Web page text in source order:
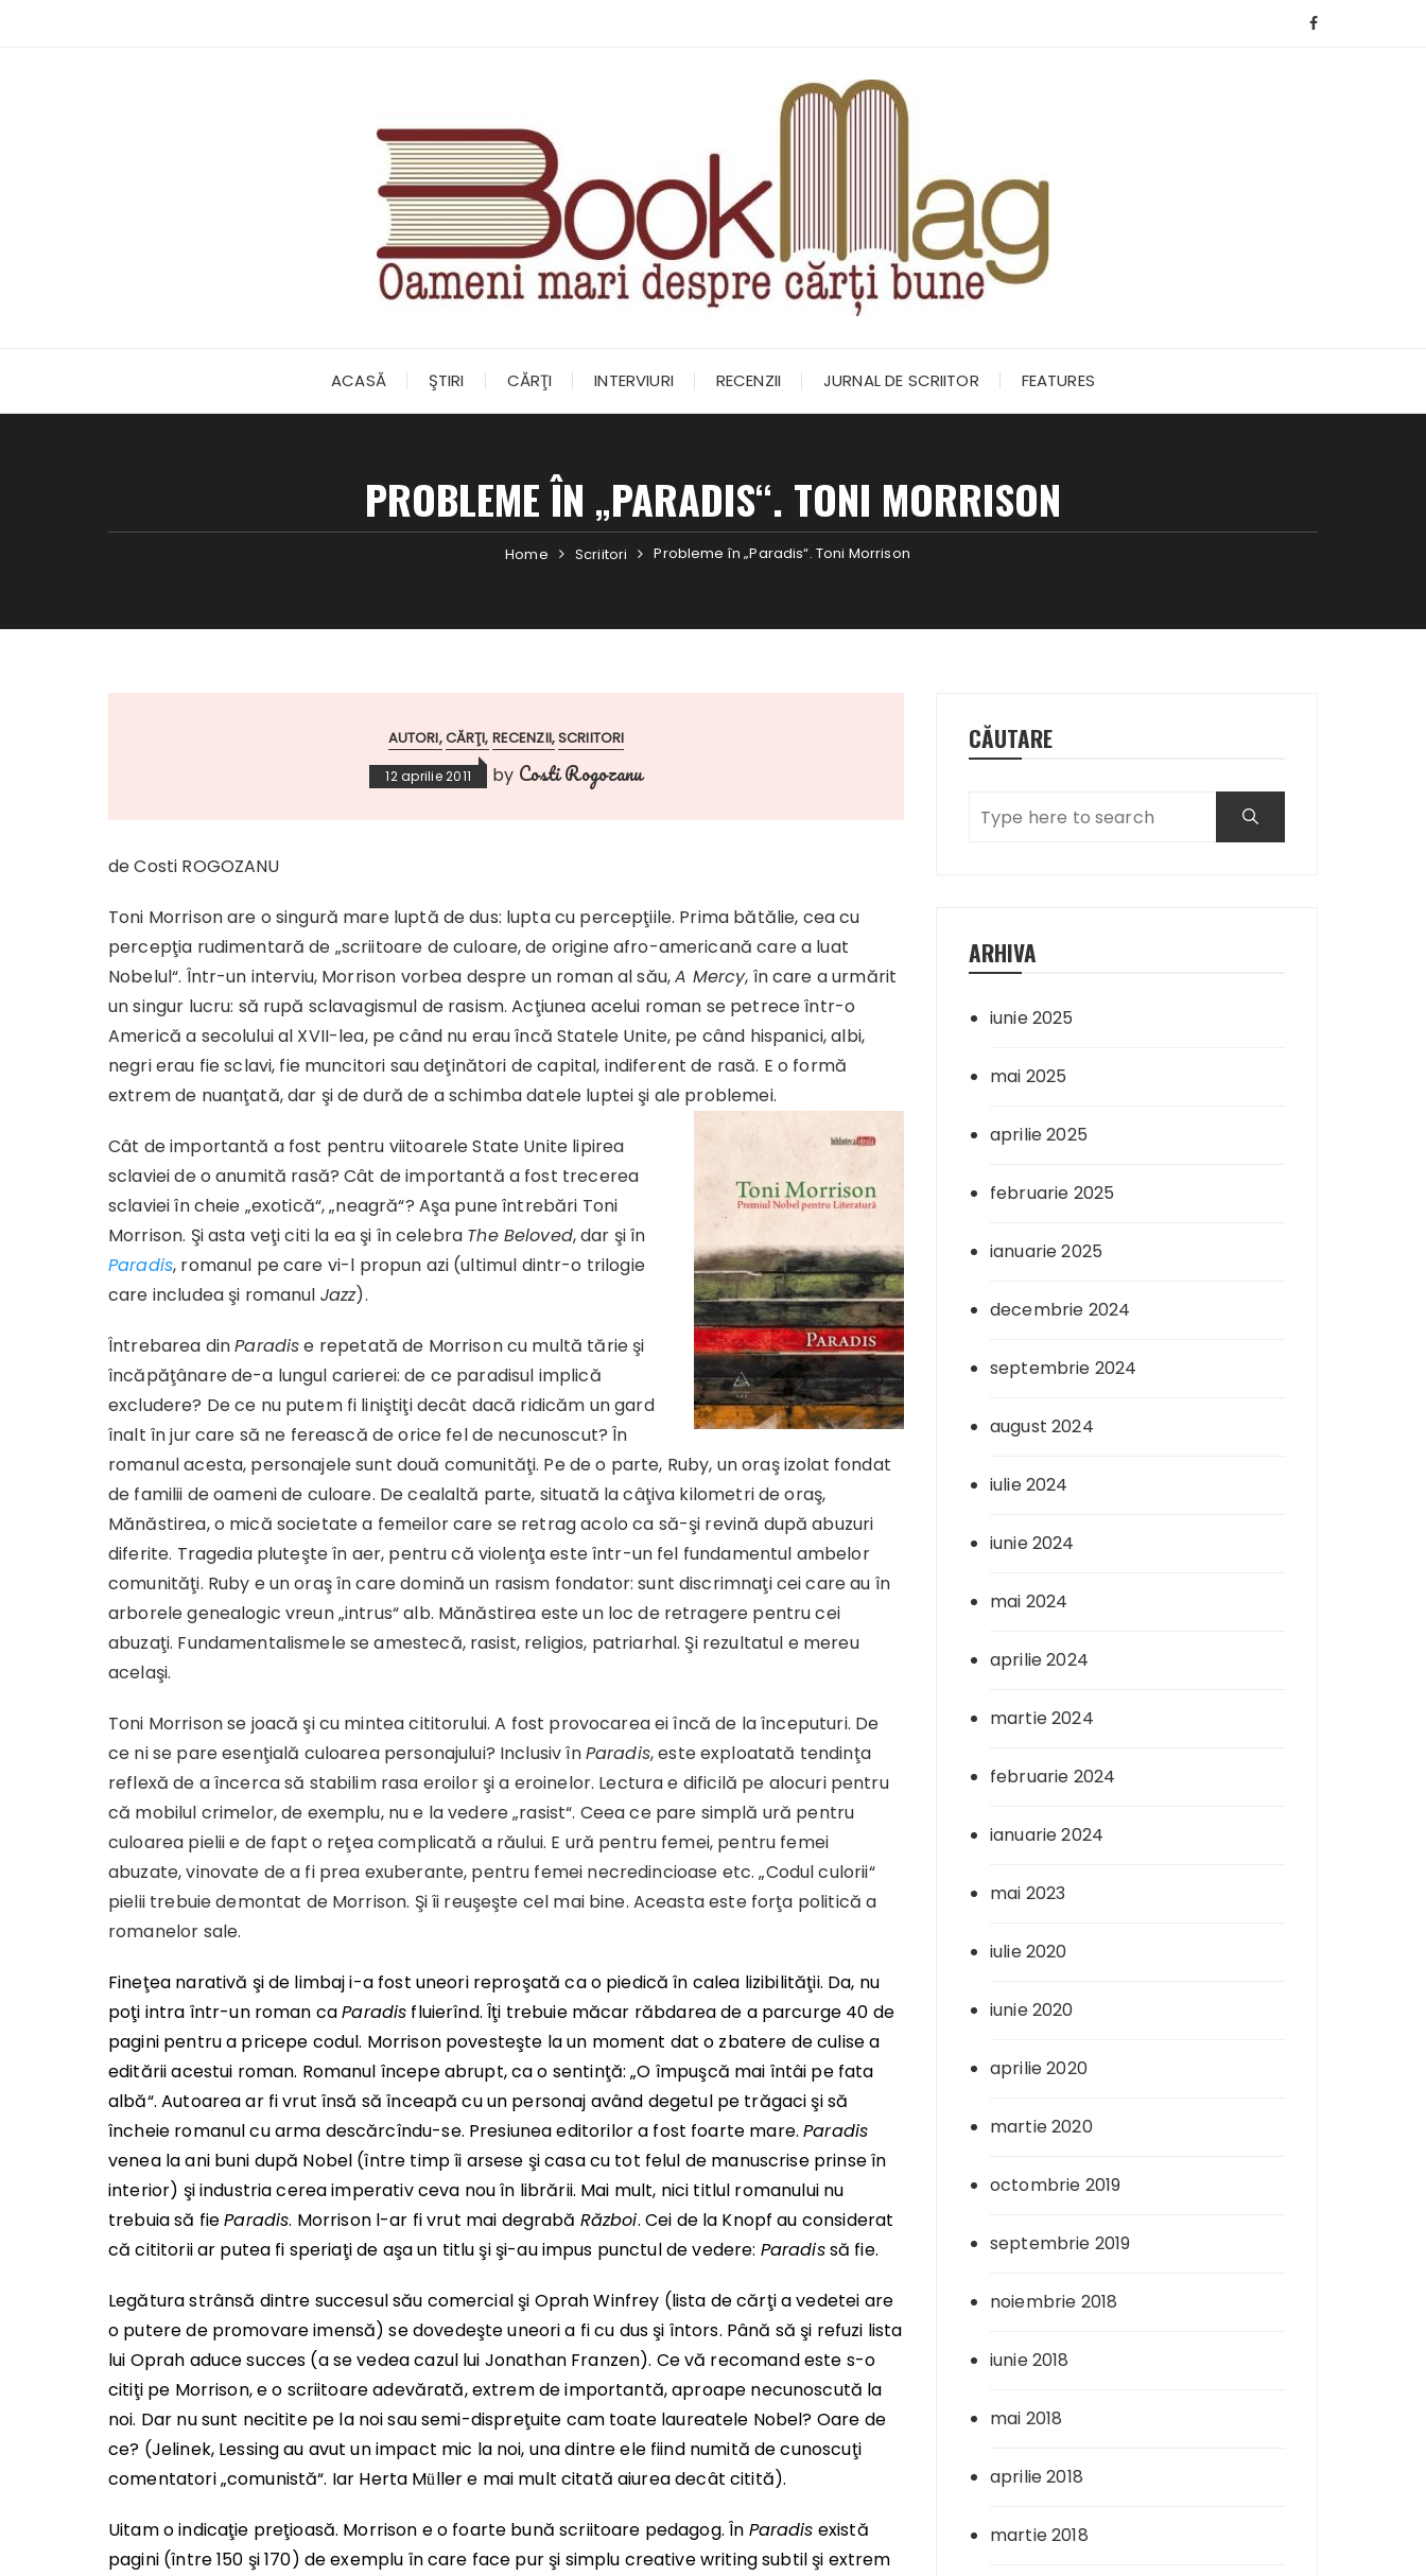
ACASĂ ŞTIRI CĂRŢI INTERVIURI RECENZII JURNAL DE SCRIITOR FEATURES
PROBLEME ÎN „PARADIS“. TONI MORRISON
Home Scriitori Probleme în „Paradis“. Toni Morrison
AUTORI CĂRŢI RECENZII SCRIITORI
12 aprilie 2011 by Costi Rogozanu
de Costi ROGOZANU
Toni Morrison are o singură mare luptă de dus: lupta cu percepţiile. Prima bătălie, cea cu
percepţia rudimentară de „scriitoare de culoare, de origine afro-americană care a luat
Nobelul“. Într-un interviu, Morrison vorbea despre un roman al său,A Mercy, în care a urmărit
un singur lucru: să rupă sclavagismul de rasism. Acţiunea acelui roman se petrece într-o
Americă a secolului al XVII-lea, pe când nu erau încă Statele Unite, pe când hispanici, albi,
negri erau fie sclavi, fie muncitori sau deţinători de capital, indiferent de rasă. E o formă
extrem de nuanţată, dar şi de dură de a schimba datele luptei şi ale problemei.
Cât de importantă a fost pentru viitoarele State Unite lipirea
sclaviei de o anumită rasă? Cât de importantă a fost trecerea
sclaviei în cheie „exotică“, „neagră“? Aşa pune întrebări Toni
Morrison. Şi asta veţi citi la ea şi în celebra The Beloved, dar şi în
Paradis, romanul pe care vi-l propun azi (ultimul dintr-o trilogie
care includea şi romanul Jazz).
Întrebarea dinParadise repetată de Morrison cu multă tărie şi
încăpăţânare de-a lungul carierei: de ce paradisul implică
excludere? De ce nu putem fi liniştiţi decât dacă ridicăm un gard
înalt în jur care să ne ferească de orice fel de necunoscut? În
romanul acesta, personajele sunt două comunităţi. Pe de o parte, Ruby, un oraş izolat fondat
de familii de oameni de culoare. De cealaltă parte, situată la câţiva kilometri de oraş,
Mănăstirea, o mică societate a femeilor care se retrag acolo ca să-şi revină după abuzuri
diferite. Tragedia pluteşte în aer, pentru că violenţa este într-un fel fundamentul ambelor
comunităţi. Ruby e un oraş în care domină un rasism fondator: sunt discrimnaţi cei care au în
arborele genealogic vreun „intrus“ alb. Mănăstirea este un loc de retragere pentru cei
abuzaţi. Fundamentalismele se amestecă, rasist, religios, patriarhal. Şi rezultatul e mereu
acelaşi.
Toni Morrison se joacă şi cu mintea cititorului. A fost provocarea ei încă de la începuturi. De
ce ni se pare esenţială culoarea personajului? Inclusiv înParadis, este exploatată tendinţa
reflexă de a încerca să stabilim rasa eroilor şi a eroinelor. Lectura e dificilă pe alocuri pentru
că mobilul crimelor, de exemplu, nu e la vedere „rasist“. Ceea ce pare simplă ură pentru
culoarea pielii e de fapt o reţea complicată a răului. E ură pentru femei, pentru femei
abuzate, vinovate de a fi prea exuberante, pentru femei necredincioase etc. „Codul culorii“
pielii trebuie demontat de Morrison. Şi îi reuşeşte cel mai bine. Aceasta este forţa politică a
romanelor sale.
Fineţea narativă şi de limbaj i-a fost uneori reproşată ca o piedică în calea lizibilităţii. Da, nu
poţi intra într-un roman caParadis fluierînd. Îţi trebuie măcar răbdarea de a parcurge 40 de
pagini pentru a pricepe codul. Morrison povesteşte la un moment dat o zbatere de culise a
editării acestui roman. Romanul începe abrupt, ca o sentinţă:„O împuşcă mai întâi pe fata
albă“. Autoarea ar fi vrut însă să înceapă cu un personaj având degetul pe trăgaci şi să
încheie romanul cu arma descărcîndu-se. Presiunea editorilor a fost foarte mare.Paradis
venea la ani buni după Nobel (între timp îi arsese şi casa cu tot felul de manuscrise prinse în
interior) şi industria cerea imperativ ceva nou în librării. Mai mult, nici titlul romanului nu
trebuia să fieParadis. Morrison l-ar fi vrut mai degrabă Război. Cei de la Knopf au considerat
că cititorii ar putea fi speriaţi de aşa un titlu şi şi-au impus punctul de vedere: Paradissă fie.
Legăturastrânsă dintre succesul său comercial şi Oprah Winfrey (lista de cărţia vedetei are
o putere de promovare imensă) se dovedeşte uneori a fi cu dus şi întors. Până să şi refuzi lista
lui Oprah aduce succes (a se vedea cazul lui Jonathan Franzen). Ce vă recomand este s-o
citiţi pe Morrison, e o scriitoare adevărată, extrem de importantă, aproape necunoscută la
noi. Dar nusunt necitite pe la noi sau semi-dispreţuite cam toate laureatele Nobel? Oare de
ce? (Jelinek, Lessing au avut un impact mic la noi, una dintre ele fiind numită de cunoscuţi
comentatori„comunistă“. Iar Herta Müller e mai mult citată aiureadecât citită).
Uitam o indicaţie preţioasă. Morrison e o foarte bună scriitoare pedagog. În Paradis există
pagini (între 150 şi 170) de exemplu în care face pur şi simplu creative writing subtil şi extrem
CĂUTARE
ARHIVA
iunie 2025
mai 2025
aprilie 2025
februarie 2025
ianuarie 2025
decembrie 2024
septembrie 2024
august 2024
iulie 2024
iunie 2024
mai 2024
aprilie 2024
martie 2024
februarie 2024
ianuarie 2024
mai 2023
iulie 2020
iunie 2020
aprilie 2020
martie 2020
octombrie 2019
septembrie 2019
noiembrie 2018
iunie 2018
mai 2018
aprilie 2018
martie 2018